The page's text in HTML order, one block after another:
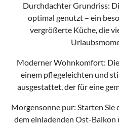
Durchdachter Grundriss:
optimal genutzt – ein
vergrößerte Küche, die
Moderner Wohnkomfort:
einem pflegeleichten und
ausgestattet, der für eine
Morgensonne pur: Starten Sie
dem einladenden Ost-Balkon